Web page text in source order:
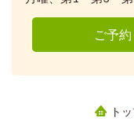
ご予
ト